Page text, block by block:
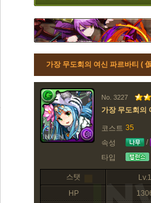
가장 무도회의 여신 파르바티 (
No. 3227
가장 무도회의
코스트 35
속성
/
타입
스탯
Lv.1
HP